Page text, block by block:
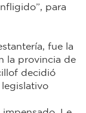
para
fue la
la provincia de
decidió